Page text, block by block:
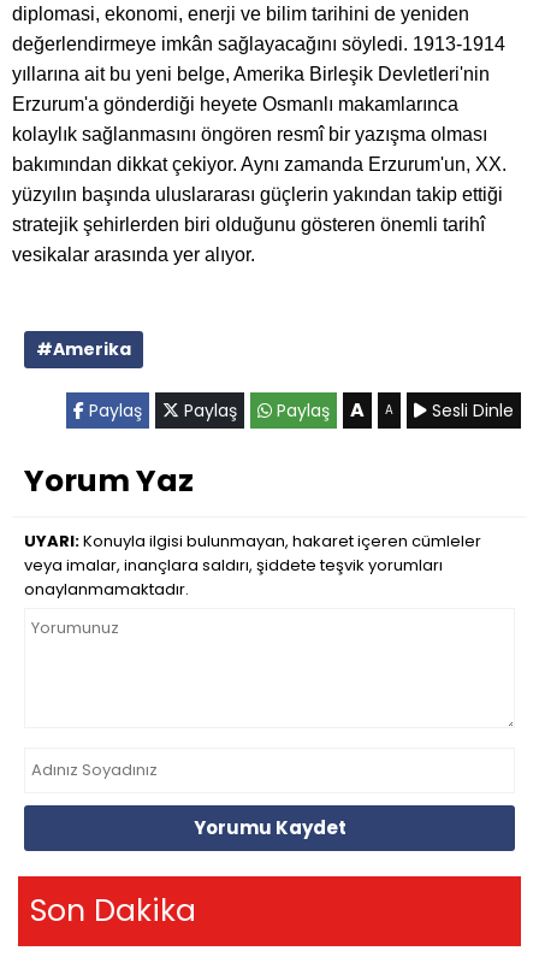
diplomasi, ekonomi, enerji ve bilim tarihini de yeniden
değerlendirmeye imkân sağlayacağını söyledi. 1913-1914
yıllarına ait bu yeni belge, Amerika Birleşik Devletleri'nin
Erzurum'a gönderdiği heyete Osmanlı makamlarınca
kolaylık sağlanmasını öngören resmî bir yazışma olması
bakımından dikkat çekiyor. Aynı zamanda Erzurum'un, XX.
yüzyılın başında uluslararası güçlerin yakından takip ettiği
stratejik şehirlerden biri olduğunu gösteren önemli tarihî
vesikalar arasında yer alıyor.
#Amerika
Paylaş Paylaş Paylaş A A Sesli Dinle
Yorum Yaz
UYARI:Konuyla ilgisi bulunmayan, hakaret içeren cümleler
veya imalar, inançlara saldırı, şiddete teşvik yorumları
onaylanmamaktadır.
Yorumu Kaydet
Son Dakika